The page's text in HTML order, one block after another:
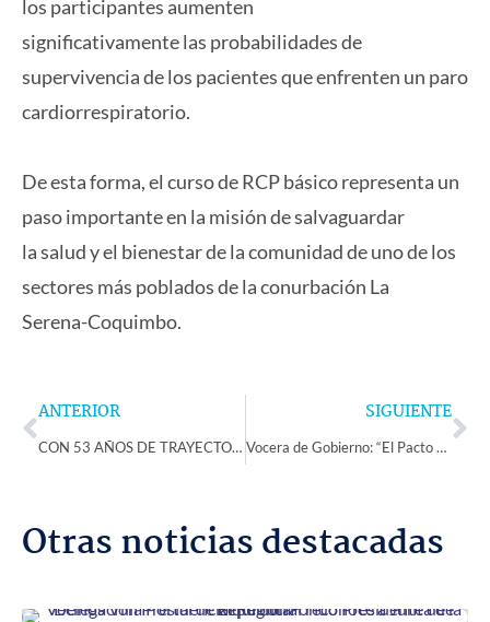
los participantes aumenten
significativamente las probabilidades de
supervivencia de los pacientes que enfrenten un paro
cardiorrespiratorio.
De esta forma, el curso de RCP básico representa un
paso importante en la misión de salvaguardar
la salud y el bienestar de la comunidad de uno de los
sectores más poblados de la conurbación La
Serena-Coquimbo.
Prev
ANTERIOR
CON 53 AÑOS DE TRAYECTORIA AGRUPACION BOLIVIANA AWATIÑAS SE PRESENTA POR PRIMERA VEZ EN LA COMUNA DE CANELA
SIGUIENTE
Vocera de Gobierno: “El Pacto Fiscal es más que una reforma tributaria, es un acuerdo para avanzar en las urgencias, como los cuidados, las pensiones, la salud y la seguridad”
Otras noticias destacadas